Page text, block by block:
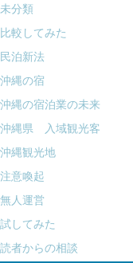
未分類
比較してみた
民泊新法
沖縄の宿
沖縄の宿泊業の未来
沖縄県 入域観光客
沖縄観光地
注意喚起
無人運営
試してみた
読者からの相談